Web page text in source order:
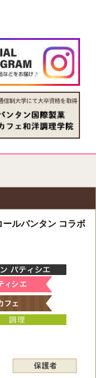
ールバンタン コラボ